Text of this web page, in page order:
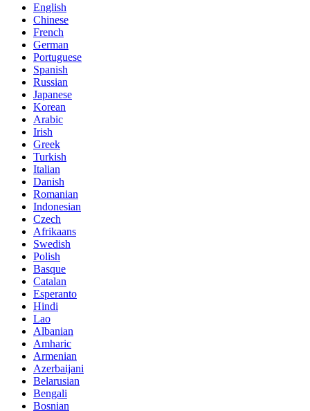
English
Chinese
French
German
Portuguese
Spanish
Russian
Japanese
Korean
Arabic
Irish
Greek
Turkish
Italian
Danish
Romanian
Indonesian
Czech
Afrikaans
Swedish
Polish
Basque
Catalan
Esperanto
Hindi
Lao
Albanian
Amharic
Armenian
Azerbaijani
Belarusian
Bengali
Bosnian